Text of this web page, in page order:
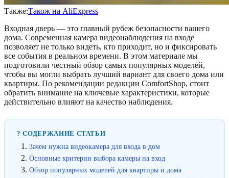
Также:Також на AliExpress
Входная дверь — это главный рубеж безопасности вашего
дома. Современная камера видеонаблюдения на входе
позволяет не только видеть, кто приходит, но и фиксировать
все события в реальном времени. В этом материале мы
подготовили честный обзор самых популярных моделей,
чтобы вы могли выбрать лучший вариант для своего дома или
квартиры. По рекомендации редакции ComfortShop, стоит
обратить внимание на ключевые характеристики, которые
действительно влияют на качество наблюдения.
? СОДЕРЖАНИЕ СТАТЬИ
Зачем нужна видеокамера для входа в дом
Основные критерии выбора камеры на вход
Обзор популярных моделей для квартиры и дома